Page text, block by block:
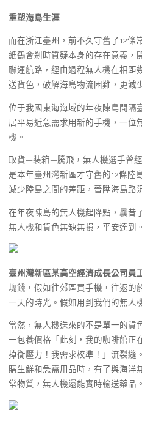
重塑海島生涯
而在浙江臺州，前不久守舊了12條
紙鶴會剎時質疑本身的存在意義，
聯運航路，經由過程無人機在相距
送貨色，破解海島物流困難，更減
位于我國東海海域的年夜陳島間隔
居平易近急需求用新的手機，一位
機。
取貨—裝箱—騰飛，無人機選手曾
是本年臺州灣新區才守舊的12條陸
減少陸島之間的差距，晉陞海島路
在年夜陳島的無人機起降點，曩昔
無人機和貨色無缺無損，平安達到。
臺州灣新區某高空經濟成長公司員
塊錢，假如往郊區買手機，往返的
一天的時光。假如用到我們的無人
當然，無人機送來的不是單一的貨
一包養價格「此刻，我的咖啡館正
掉衡壓力！我需求校準！」流裂縫
購生鮮和急需用品時，有了與海洋
常物質，無人機還能實時輸送藥品。